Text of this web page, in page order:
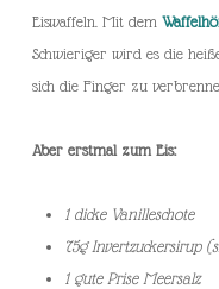
Eiswaffeln. Mit dem
Schwieriger wird es die
sich die Finger zu
Aber erstmal zum Eis:
1 dicke Vanilleschote
75g Invertzuckersirup
1 gute Prise Meersalz